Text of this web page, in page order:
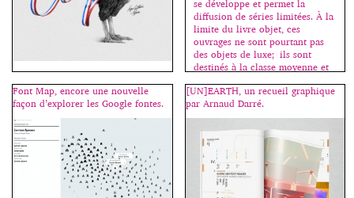
“Cette session en français se
déroule dans le cadre des
conférences Type@Paris,
organisées par Jean François
Porchez. Dès 99, Alexis Taïeb
(Tyrsa) découvre le graffiti et y
fait ses premières armes, ses
premières esquisses de lettres.
De là naitra sa vocation et son
se développe et permet la
diffusion de séries limitées. À la
limite du livre objet, ces
ouvrages ne sont pourtant pas
des objets de luxe; ils sont
destinés à la classe moyenne et
les voient […]
Font Map, encore une nouvelle
façon d’explorer les Google fontes.
[UN]EARTH, un recueil graphique
par Arnaud Darré.